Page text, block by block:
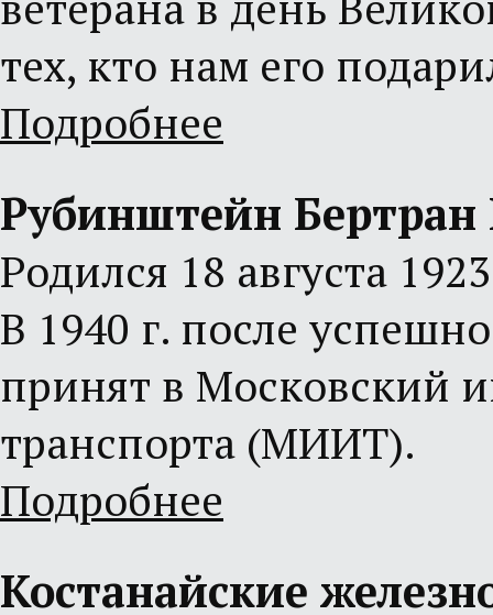
тех, кто нам его
Подробнее
Рубинштейн
Родился 18 августа
В 1940 г. после
принят в Московский
транспорта (МИИТ).
Подробнее
Костанайские